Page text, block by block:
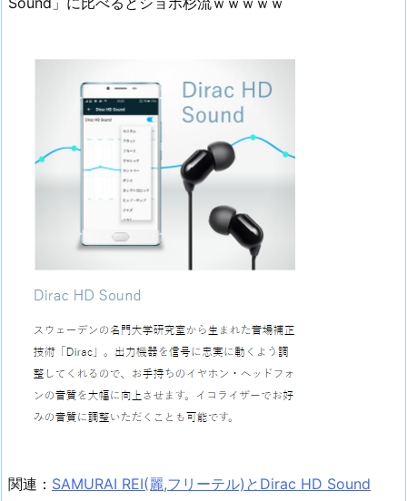
関連： SAMURAI REI(麗,フリーテル)とDirac HD Sound